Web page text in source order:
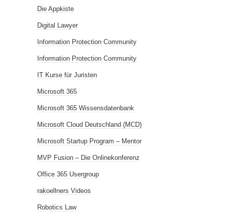
Die Appkiste
Digital Lawyer
Information Protection Community
Information Protection Community
IT Kurse für Juristen
Microsoft 365
Microsoft 365 Wissensdatenbank
Microsoft Cloud Deutschland (MCD)
Microsoft Startup Program – Mentor
MVP Fusion – Die Onlinekonferenz
Office 365 Usergroup
rakoellners Videos
Robotics Law